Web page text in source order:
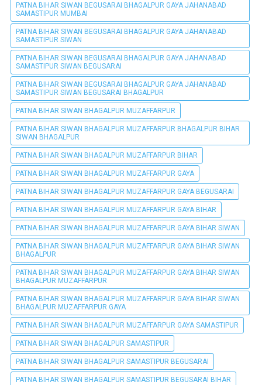
PATNA BIHAR SIWAN BEGUSARAI BHAGALPUR GAYA JAHANABAD
SAMASTIPUR MUMBAI
PATNA BIHAR SIWAN BEGUSARAI BHAGALPUR GAYA JAHANABAD
SAMASTIPUR SIWAN
PATNA BIHAR SIWAN BEGUSARAI BHAGALPUR GAYA JAHANABAD
SAMASTIPUR SIWAN BEGUSARAI
PATNA BIHAR SIWAN BEGUSARAI BHAGALPUR GAYA JAHANABAD
SAMASTIPUR SIWAN BEGUSARAI BHAGALPUR
PATNA BIHAR SIWAN BHAGALPUR MUZAFFARPUR
PATNA BIHAR SIWAN BHAGALPUR MUZAFFARPUR BHAGALPUR BIHAR
SIWAN BHAGALPUR
PATNA BIHAR SIWAN BHAGALPUR MUZAFFARPUR BIHAR
PATNA BIHAR SIWAN BHAGALPUR MUZAFFARPUR GAYA
PATNA BIHAR SIWAN BHAGALPUR MUZAFFARPUR GAYA BEGUSARAI
PATNA BIHAR SIWAN BHAGALPUR MUZAFFARPUR GAYA BIHAR
PATNA BIHAR SIWAN BHAGALPUR MUZAFFARPUR GAYA BIHAR SIWAN
PATNA BIHAR SIWAN BHAGALPUR MUZAFFARPUR GAYA BIHAR SIWAN
BHAGALPUR
PATNA BIHAR SIWAN BHAGALPUR MUZAFFARPUR GAYA BIHAR SIWAN
BHAGALPUR MUZAFFARPUR
PATNA BIHAR SIWAN BHAGALPUR MUZAFFARPUR GAYA BIHAR SIWAN
BHAGALPUR MUZAFFARPUR GAYA
PATNA BIHAR SIWAN BHAGALPUR MUZAFFARPUR GAYA SAMASTIPUR
PATNA BIHAR SIWAN BHAGALPUR SAMASTIPUR
PATNA BIHAR SIWAN BHAGALPUR SAMASTIPUR BEGUSARAI
PATNA BIHAR SIWAN BHAGALPUR SAMASTIPUR BEGUSARAI BIHAR